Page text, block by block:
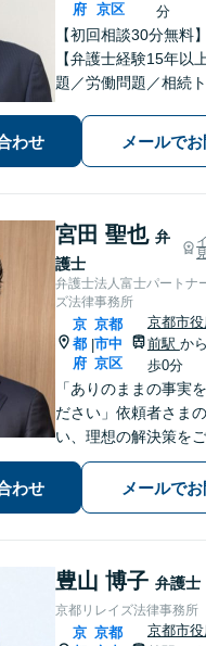
府
京区
分
【初回相談30分無料
【弁護士経験15年以
題／労働問題／相続
ケーションで、納得
指します【宗教法人
わせ メールで
宮田 聖也 弁
護士
弁護士法人富士パートナ
ズ法律事務所
京
都
府
|
京都
市中
京区
京都市
前駅 か
歩0分
「ありのままの事実
ださい」依頼者さま
い、理想の解決策を
尽力します【交通事
富】【賠償金が2倍に
り】依頼者さまに代
わせ メールで
豊山 博子 弁護士
京都リレイズ法律事務所
京 京都
京都市